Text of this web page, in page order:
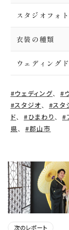
スタジオフォ
衣装の種類
ウェディング
#ウェディング、 #
#スタジオ、 #スタ
ド、 #ひまわり、 #
県、 #郡山市
次のレポート